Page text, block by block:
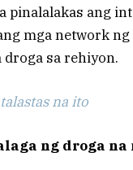
pinalalakas ang
mga network ng
droga sa rehiyon.
na ito
ng droga na